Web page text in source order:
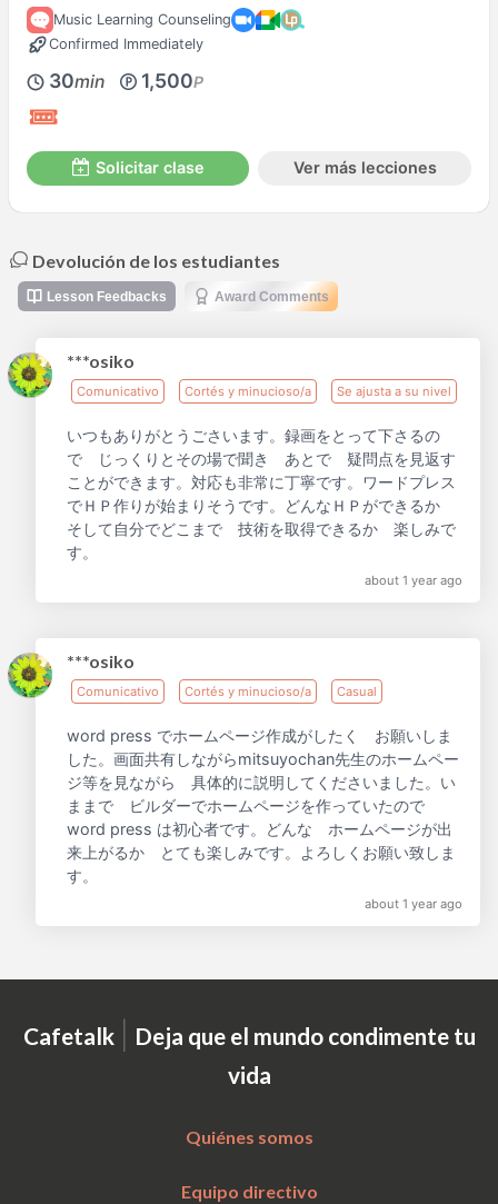
Music Learning Counseling
Confirmed Immediately
30min 1,500P
Solicitar clase Ver más lecciones
Devolución de los estudiantes
Lesson Feedbacks Award Comments
***osiko
Comunicativo Cortés y minucioso/a Se ajusta a su nivel
いつもありがとうごさいます。録画をとって下さるの
で じっくりとその場で聞き あとで 疑問点を見返す
ことができます。対応も非常に丁寧です。ワードプレス
でＨＰ作りが始まりそうです。どんなＨＰができるか
そして自分でどこまで 技術を取得できるか 楽しみで
す。
about 1 year ago
***osiko
Comunicativo Cortés y minucioso/a Casual
word press でホームページ作成がしたく お願いしま
した。画面共有しながらmitsuyochan先生のホームペー
ジ等を見ながら 具体的に説明してくださいました。い
ままで ビルダーでホームページを作っていたので
word press は初心者です。どんな ホームページが出
来上がるか とても楽しみです。よろしくお願い致しま
す。
about 1 year ago
Cafetalk | Deja que el mundo condimente tu
vida
Quiénes somos
Equipo directivo